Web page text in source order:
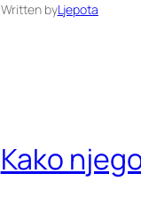
Written byLjepota
Kako